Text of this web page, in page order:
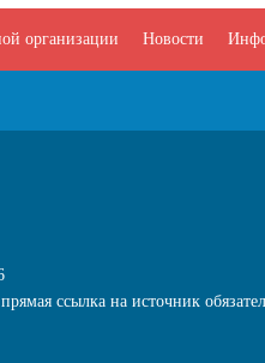
организации Новости
ссылка на источник